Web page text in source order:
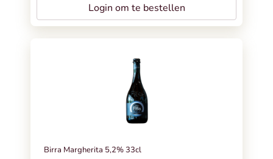
Login om te bestellen
Birra Margherita 5,2% 33cl